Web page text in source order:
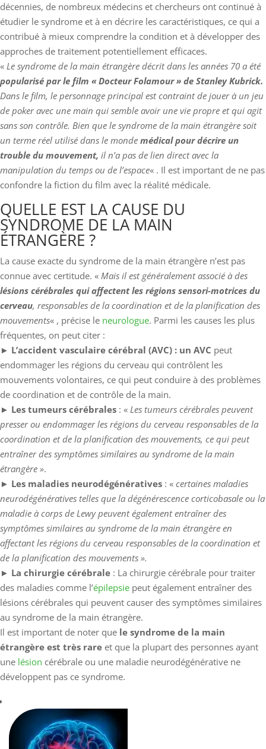
décennies, de nombreux médecins et chercheurs ont continué à
étudier le syndrome et à en décrire les caractéristiques, ce qui a
contribué à mieux comprendre la condition et à développer des
approches de traitement potentiellement efficaces.
« Le syndrome de la main étrangère décrit dans les années 70 a été
popularisé par le film « Docteur Folamour » de Stanley Kubrick.
Dans le film, le personnage principal est contraint de jouer à un jeu
de poker avec une main qui semble avoir une vie propre et qui agit
sans son contrôle. Bien que le syndrome de la main étrangère soit
un terme réel utilisé dans le monde médical pour décrire un
trouble du mouvement, il n’a pas de lien direct avec la
manipulation du temps ou de l’espace« . Il est important de ne pas
confondre la fiction du film avec la réalité médicale.
QUELLE EST LA CAUSE DU
SYNDROME DE LA MAIN
ÉTRANGÈRE ?
La cause exacte du syndrome de la main étrangère n’est pas
connue avec certitude. « Mais il est généralement associé à des
lésions cérébrales qui affectent les régions sensori-motrices du
cerveau, responsables de la coordination et de la planification des
mouvements« , précise le neurologue. Parmi les causes les plus
fréquentes, on peut citer :
► L’accident vasculaire cérébral (AVC) : un AVC peut
endommager les régions du cerveau qui contrôlent les
mouvements volontaires, ce qui peut conduire à des problèmes
de coordination et de contrôle de la main.
► Les tumeurs cérébrales : « Les tumeurs cérébrales peuvent
presser ou endommager les régions du cerveau responsables de la
coordination et de la planification des mouvements, ce qui peut
entraîner des symptômes similaires au syndrome de la main
étrangère ».
► Les maladies neurodégénératives : « certaines maladies
neurodégénératives telles que la dégénérescence corticobasale ou la
maladie à corps de Lewy peuvent également entraîner des
symptômes similaires au syndrome de la main étrangère en
affectant les régions du cerveau responsables de la coordination et
de la planification des mouvements ».
► La chirurgie cérébrale : La chirurgie cérébrale pour traiter
des maladies comme l’épilepsie peut également entraîner des
lésions cérébrales qui peuvent causer des symptômes similaires
au syndrome de la main étrangère.
Il est important de noter que le syndrome de la main
étrangère est très rare et que la plupart des personnes ayant
une lésion cérébrale ou une maladie neurodégénérative ne
développent pas ce syndrome.